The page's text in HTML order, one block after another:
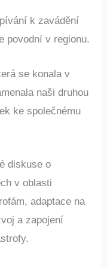
k zavádění
povodní v regionu.​
se konala v
naši druhou
ke společnému
diskuse o
v oblasti
adaptace na
a zapojení